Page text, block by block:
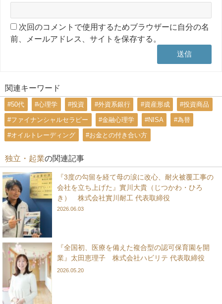
次回のコメントで使用するためブラウザーに自分の名
前、メールアドレス、サイトを保存する。
関連キーワード
#50代 #心理学 #投資 #外資系銀行 #資産形成 #投資商品
#ファイナンシャルセラピー #金融心理学 #NISA #為替
#オイルトレーディング #お金との付き合い方
独立・起業の関連記事
『3度の勾留を経て母の涙に改心、耐火被覆工事の
会社を立ち上げた』實川大貴（じつかわ・ひろ
き） 株式会社實川耐工 代表取締役
2026.06.03
『全国初、医療を備えた複合型の認可保育園を開
業』太田恵理子 株式会社ハビリテ 代表取締役
2026.05.20